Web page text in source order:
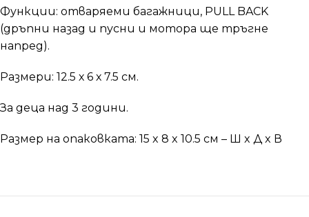
Функции: отваряеми багажници, PULL BACK
(дръпни назад и пусни и мотора ще тръгне
напред).
Размери: 12.5 х 6 х 7.5 см.
За деца над 3 години.
Размер на опаковката: 15 x 8 x 10.5 см – Ш x Д x В